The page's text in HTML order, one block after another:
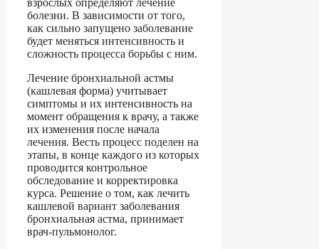
взрослых определяют лечение
болезни. В зависимости от того,
как сильно запущено заболевание
будет меняться интенсивность и
сложность процесса борьбы с ним.
Лечение бронхиальной астмы
(кашлевая форма) учитывает
симптомы и их интенсивность на
момент обращения к врачу, а также
их изменения после начала
лечения. Весть процесс поделен на
этапы, в конце каждого из которых
проводится контрольное
обследование и корректировка
курса. Решение о том, как лечить
кашлевой вариант заболевания
бронхиальная астма, принимает
врач-пульмонолог.